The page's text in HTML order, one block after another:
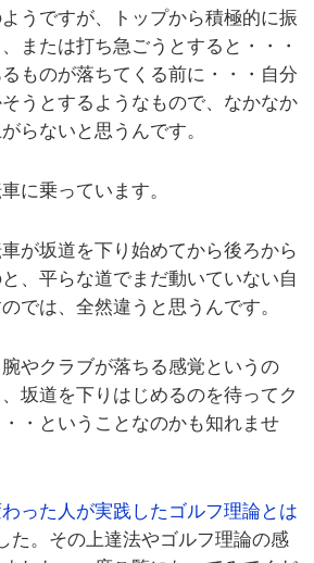
うですが、トップから積極的に振
または打ち急ごうとすると・・・
ものが落ちてくる前に・・・自分
うとするようなもので、なかなか
らないと思うんです。
に乗っています。
が坂道を下り始めてから後ろから
、平らな道でまだ動いていない自
では、全然違うと思うんです。
やクラブが落ちる感覚というの
坂道を下りはじめるのを待ってク
・ということなのかも知れませ
った人が実践したゴルフ理論とは
た。その上達法やゴルフ理論の感